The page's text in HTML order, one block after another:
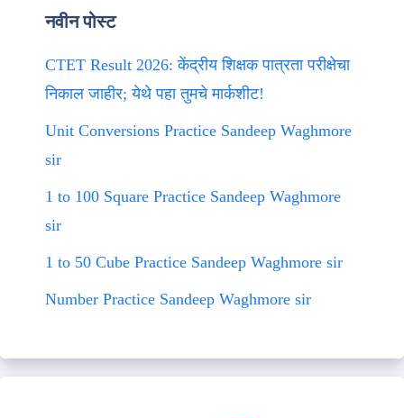
नवीन पोस्ट
CTET Result 2026: केंद्रीय शिक्षक पात्रता परीक्षेचा
निकाल जाहीर; येथे पहा तुमचे मार्कशीट!
Unit Conversions Practice Sandeep Waghmore
sir
1 to 100 Square Practice Sandeep Waghmore
sir
1 to 50 Cube Practice Sandeep Waghmore sir
Number Practice Sandeep Waghmore sir